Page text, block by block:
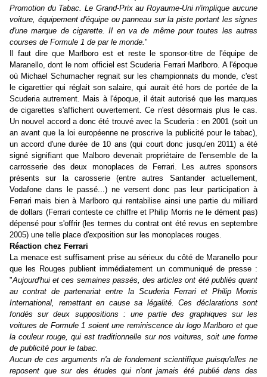
Promotion du Tabac. Le Grand-Prix au Royaume-Uni n'implique aucune
voiture, équipement d'équipe ou panneau sur la piste portant les signes
d'une marque de cigarette. Il en va de même pour toutes les autres
courses de Formule 1 de par le monde."
Il faut dire que Marlboro est et reste le sponsor-titre de l'équipe de
Maranello, dont le nom officiel est Scuderia Ferrari Marlboro. A l'époque
où Michael Schumacher regnait sur les championnats du monde, c'est
le cigarettier qui réglait son salaire, qui aurait été hors de portée de la
Scuderia autrement. Mais à l'époque, il était autorisé que les marques
de cigarettes s'affichent ouvertement. Ce n'est désormais plus le cas.
Un nouvel accord a donc été trouvé avec la Scuderia : en 2001 (soit un
an avant que la loi européenne ne proscrive la publicité pour le tabac),
un accord d'une durée de 10 ans (qui court donc jusqu'en 2011) a été
signé signifiant que Malboro devenait propriétaire de l'ensemble de la
carrosserie des deux monoplaces de Ferrari. Les autres sponsors
présents sur la carosserie (entre autres Santander actuellement,
Vodafone dans le passé...) ne versent donc pas leur participation à
Ferrari mais bien à Marlboro qui rentabilise ainsi une partie du milliard
de dollars (Ferrari conteste ce chiffre et Philip Morris ne le dément pas)
dépensé pour s'offrir (les termes du contrat ont été revus en septembre
2005) une telle place d'exposition sur les monoplaces rouges.
Réaction chez Ferrari
La menace est suffisament prise au sérieux du côté de Maranello pour
que les Rouges publient immédiatement un communiqué de presse :
"Aujourd'hui et ces semaines passés, des articles ont été publiés quant
au contrat de partenariat entre la Scuderia Ferrari et Philip Morris
International, remettant en cause sa légalité. Ces déclarations sont
fondés sur deux suppositions : une partie des graphiques sur les
voitures de Formule 1 soient une reminiscence du logo Marlboro et que
la couleur rouge, qui est traditionnelle sur nos voitures, soit une forme
de publicité pour le tabac.
Aucun de ces arguments n'a de fondement scientifique puisqu'elles ne
reposent que sur des études qui n'ont jamais été publié dans des